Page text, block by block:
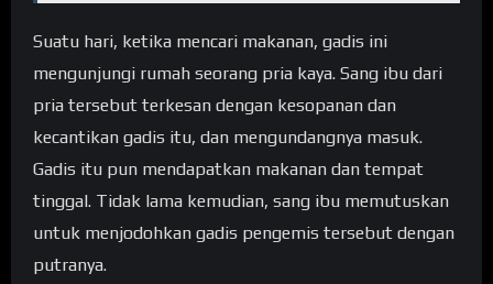
Suatu hari, ketika mencari makanan, gadis ini
mengunjungi rumah seorang pria kaya. Sang ibu dari
pria tersebut terkesan dengan kesopanan dan
kecantikan gadis itu, dan mengundangnya masuk.
Gadis itu pun mendapatkan makanan dan tempat
tinggal. Tidak lama kemudian, sang ibu memutuskan
untuk menjodohkan gadis pengemis tersebut dengan
putranya.